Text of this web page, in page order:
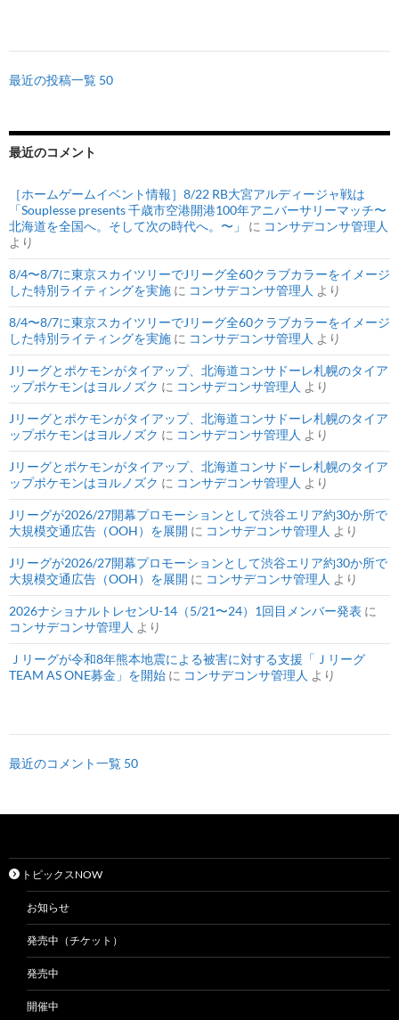
最近の投稿一覧 50
最近のコメント
［ホームゲームイベント情報］8/22 RB大宮アルディージャ戦は
「Souplesse presents 千歳市空港開港100年アニバーサリーマッチ〜
北海道を全国へ。そして次の時代へ。〜」
に コンサデコンサ管理人
より
8/4〜8/7に東京スカイツリーでJリーグ全60クラブカラーをイメージ
した特別ライティングを実施 に コンサデコンサ管理人 より
8/4〜8/7に東京スカイツリーでJリーグ全60クラブカラーをイメージ
した特別ライティングを実施 に コンサデコンサ管理人 より
Jリーグとポケモンがタイアップ、北海道コンサドーレ札幌のタイア
ップポケモンはヨルノズク に コンサデコンサ管理人 より
Jリーグとポケモンがタイアップ、北海道コンサドーレ札幌のタイア
ップポケモンはヨルノズク に コンサデコンサ管理人 より
Jリーグとポケモンがタイアップ、北海道コンサドーレ札幌のタイア
ップポケモンはヨルノズク に コンサデコンサ管理人 より
Jリーグが2026/27開幕プロモーションとして渋谷エリア約30か所で
大規模交通広告（OOH）を展開 に コンサデコンサ管理人 より
Jリーグが2026/27開幕プロモーションとして渋谷エリア約30か所で
大規模交通広告（OOH）を展開 に コンサデコンサ管理人 より
2026ナショナルトレセンU-14（5/21〜24）1回目メンバー発表 に
コンサデコンサ管理人 より
Ｊリーグが令和8年熊本地震による被害に対する支援「Ｊリーグ
TEAM AS ONE募金」を開始 に コンサデコンサ管理人 より
最近のコメント一覧 50
トピックスNOW
お知らせ
発売中（チケット）
発売中
開催中